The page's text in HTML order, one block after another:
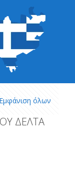
Εμφάνιση όλων
ΔΕΛΤΑ